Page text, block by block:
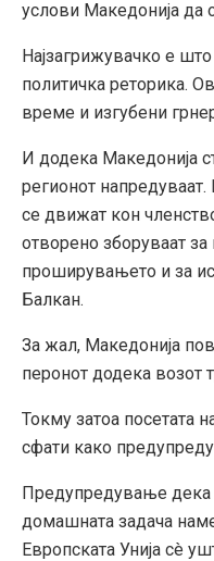
услови Македонија да
Најзагрижувачко е
политичка реторика.
време и изгубени
И додека Македонија
регионот
се движат кон
отворено зборуваат
проширувањето и за
Балкан.
За жал, Македонија
перонот додека возот
Токму затоа посетата
сфати како
Предупредување дека
домашната задача
Европската Унија сè